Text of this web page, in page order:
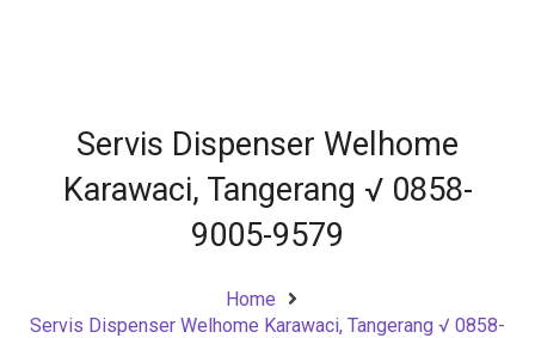
Servis Dispenser Welhome
Karawaci, Tangerang √ 0858-
9005-9579
Home
Servis Dispenser Welhome Karawaci, Tangerang √ 0858-